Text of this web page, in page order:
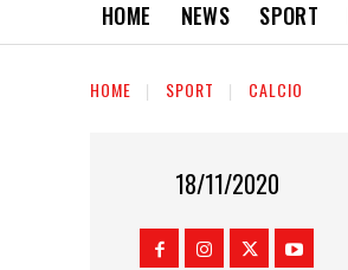
HOME NEWS SPORT
HOME SPORT CALCIO
18/11/2020